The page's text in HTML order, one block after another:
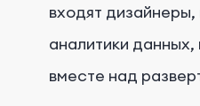
входят
аналитики
вместе над